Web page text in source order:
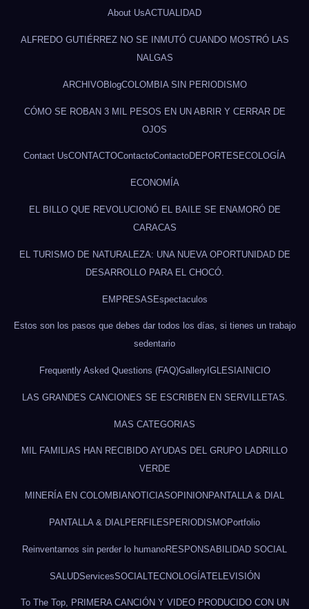
About UsACTUALIDAD
ALFREDO GUTIÉRREZ NO SE INMUTÓ CUANDO MOSTRÓ LAS
NALGAS
ARCHIVOBlogCOLOMBIA SIN PERIODISMO
CÓMO SE ROBAN 3 MIL PESOS EN UN ABRIR Y CERRAR DE
OJOS
Contact UsCONTACTOContactoContactoDEPORTES ECOLOGÍA
ECONOMÍA
EL BILLO QUE REVOLUCIONÓ EL BAILE SE ENAMORÓ DE
CARACAS
EL TURISMO DE NATURALEZA: UNA NUEVA OPORTUNIDAD DE
DESARROLLO PARA EL CHOCÓ.
EMPRESASEspectaculos
Estos son los pasos que debes dar todos los días, si tienes un trabajo
sedentario
Frequently Asked Questions (FAQ)GalleryIGLESIAINICIO
LAS GRANDES CANCIONES SE ESCRIBEN EN SERVILLETAS.
MAS CATEGORIAS
MIL FAMILIAS HAN RECIBIDO AYUDAS DEL GRUPO LADRILLO
VERDE
MINERÍA EN COLOMBIANOTICIASOPINION PANTALLA & DIAL
PANTALLA & DIAL PERFILES PERIODISMOPortfolio
Reinventarnos sin perder lo humanoRESPONSABILIDAD SOCIAL
SALUDServicesSOCIAL TECNOLOGÍATELEVISIÓN
To The Top, PRIMERA CANCIÓN Y VIDEO PRODUCIDO CON UN